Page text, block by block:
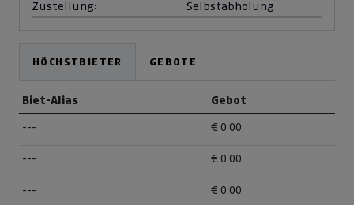
Zustellung:
Selbstabholung
HÖCHSTBIETER GEBOTE
Biet-Alias Gebot
--- € 0,00
--- € 0,00
--- € 0,00